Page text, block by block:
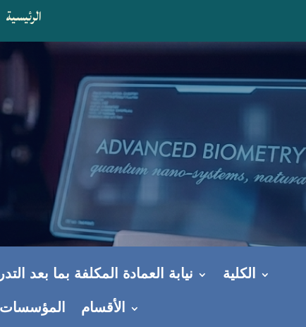
الرئيسية
الكلية نيابة العمادة المكلفة بما بعد
الأقسام المؤسسات